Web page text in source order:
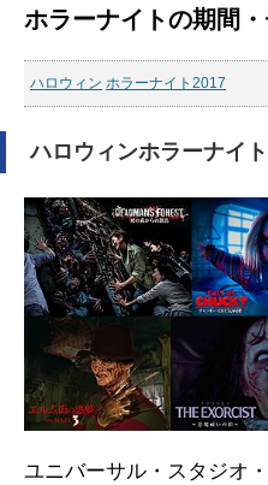
ホラーナイトの期間
ハロウィン ホラーナイト2017
ハロウィンホラーナイ
ユニバーサル・スタジオ